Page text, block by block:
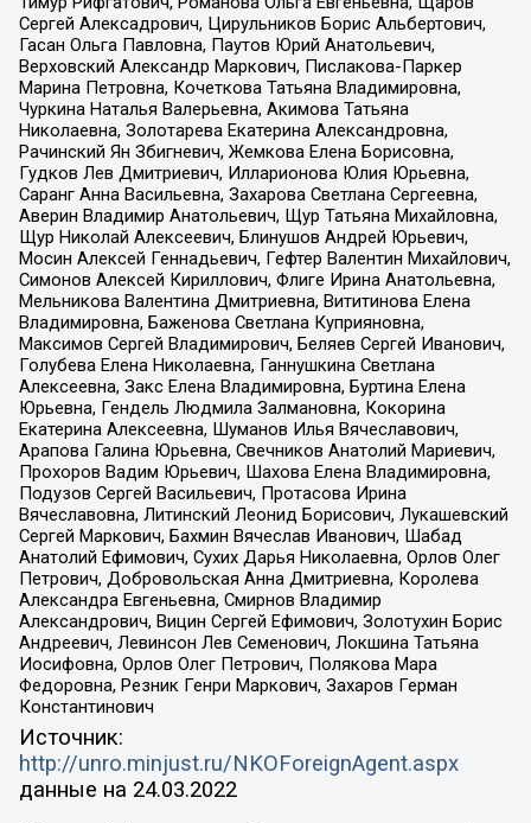
Сергей Алексадрович, Цирульников Борис Альбертович,
Гасан Ольга Павловна, Паутов Юрий Анатольевич,
Верховский Александр Маркович, Пислакова-Паркер
Марина Петровна, Кочеткова Татьяна Владимировна,
Чуркина Наталья Валерьевна, Акимова Татьяна
Николаевна, Золотарева Екатерина Александровна,
Рачинский Ян Збигневич, Жемкова Елена Борисовна,
Гудков Лев Дмитриевич, Илларионова Юлия Юрьевна,
Саранг Анна Васильевна, Захарова Светлана Сергеевна,
Аверин Владимир Анатольевич, Щур Татьяна Михайловна,
Щур Николай Алексеевич, Блинушов Андрей Юрьевич,
Мосин Алексей Геннадьевич, Гефтер Валентин Михайлович,
Симонов Алексей Кириллович, Флиге Ирина Анатольевна,
Мельникова Валентина Дмитриевна, Вититинова Елена
Владимировна, Баженова Светлана Куприяновна,
Максимов Сергей Владимирович, Беляев Сергей Иванович,
Голубева Елена Николаевна, Ганнушкина Светлана
Алексеевна, Закс Елена Владимировна, Буртина Елена
Юрьевна, Гендель Людмила Залмановна, Кокорина
Екатерина Алексеевна, Шуманов Илья Вячеславович,
Арапова Галина Юрьевна, Свечников Анатолий Мариевич,
Прохоров Вадим Юрьевич, Шахова Елена Владимировна,
Подузов Сергей Васильевич, Протасова Ирина
Вячеславовна, Литинский Леонид Борисович, Лукашевский
Сергей Маркович, Бахмин Вячеслав Иванович, Шабад
Анатолий Ефимович, Сухих Дарья Николаевна, Орлов Олег
Петрович, Добровольская Анна Дмитриевна, Королева
Александра Евгеньевна, Смирнов Владимир
Александрович, Вицин Сергей Ефимович, Золотухин Борис
Андреевич, Левинсон Лев Семенович, Локшина Татьяна
Иосифовна, Орлов Олег Петрович, Полякова Мара
Федоровна, Резник Генри Маркович, Захаров Герман
Константинович
Источник:
http://unro.minjust.ru/NKOForeignAgent.aspx
данные на 24.03.2022